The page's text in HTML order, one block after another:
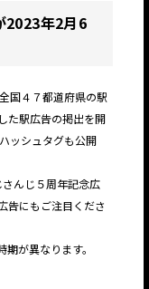
2023年2月6
国４７都道府県の駅
た駅広告の掲出を開
ッシュタグも公開
んじ５周年記念広
告にもご注目くださ
が異なります。